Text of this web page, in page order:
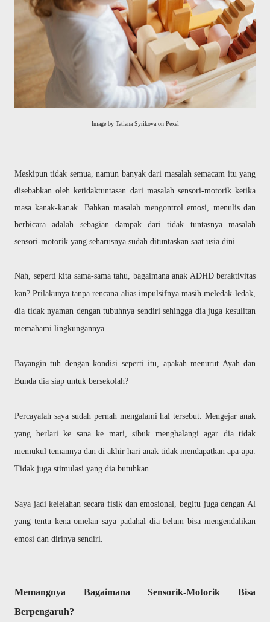
Image by Tatiana Syrikova on Pexel
Meskipun tidak semua, namun banyak dari masalah semacam itu yang
disebabkan oleh ketidaktuntasan dari masalah sensori-motorik ketika
masa kanak-kanak. Bahkan masalah mengontrol emosi, menulis dan
berbicara adalah sebagian dampak dari tidak tuntasnya masalah
sensori-motorik yang seharusnya sudah dituntaskan saat usia dini.
Nah, seperti kita sama-sama tahu, bagaimana anak ADHD beraktivitas
kan? Prilakunya tanpa rencana alias impulsifnya masih meledak-ledak,
dia tidak nyaman dengan tubuhnya sendiri sehingga dia juga kesulitan
memahami lingkungannya.
Bayangin tuh dengan kondisi seperti itu, apakah menurut Ayah dan
Bunda dia siap untuk bersekolah?
Percayalah saya sudah pernah mengalami hal tersebut. Mengejar anak
yang berlari ke sana ke mari, sibuk menghalangi agar dia tidak
memukul temannya dan di akhir hari anak tidak mendapatkan apa-apa.
Tidak juga stimulasi yang dia butuhkan.
Saya jadi kelelahan secara fisik dan emosional, begitu juga dengan Al
yang tentu kena omelan saya padahal dia belum bisa mengendalikan
emosi dan dirinya sendiri.
Memangnya Bagaimana Sensorik-Motorik Bisa
Berpengaruh?